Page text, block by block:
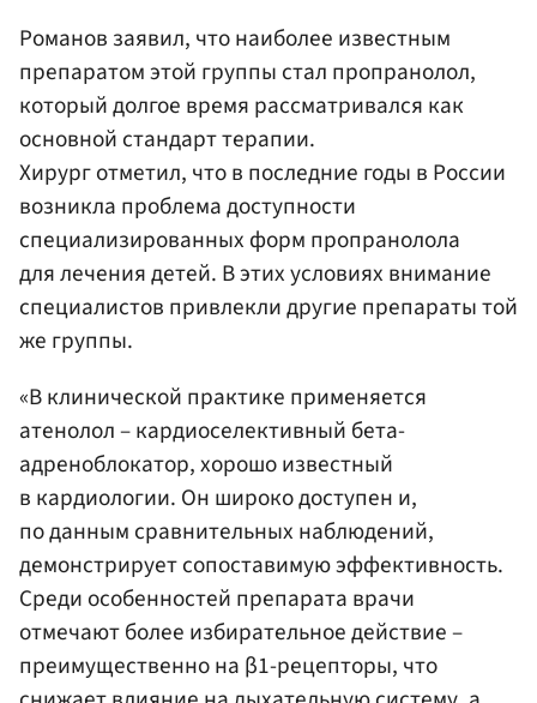
Романов заявил, что наиболее известным
препаратом этой группы стал пропранолол,
который долгое время рассматривался как
основной стандарт терапии.
Хирург отметил, что в последние годы в России
возникла проблема доступности
специализированных форм пропранолола
для лечения детей. В этих условиях внимание
специалистов привлекли другие препараты той
же группы.
«В клинической практике применяется
атенолол – кардиоселективный бета-
адреноблокатор, хорошо известный
в кардиологии. Он широко доступен и,
по данным сравнительных наблюдений,
демонстрирует сопоставимую эффективность.
Среди особенностей препарата врачи
отмечают более избирательное действие –
преимущественно на β1-рецепторы, что